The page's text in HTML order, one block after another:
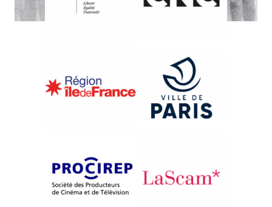
OF GRACE AND STEEL
Phyllis I. Jeroslow